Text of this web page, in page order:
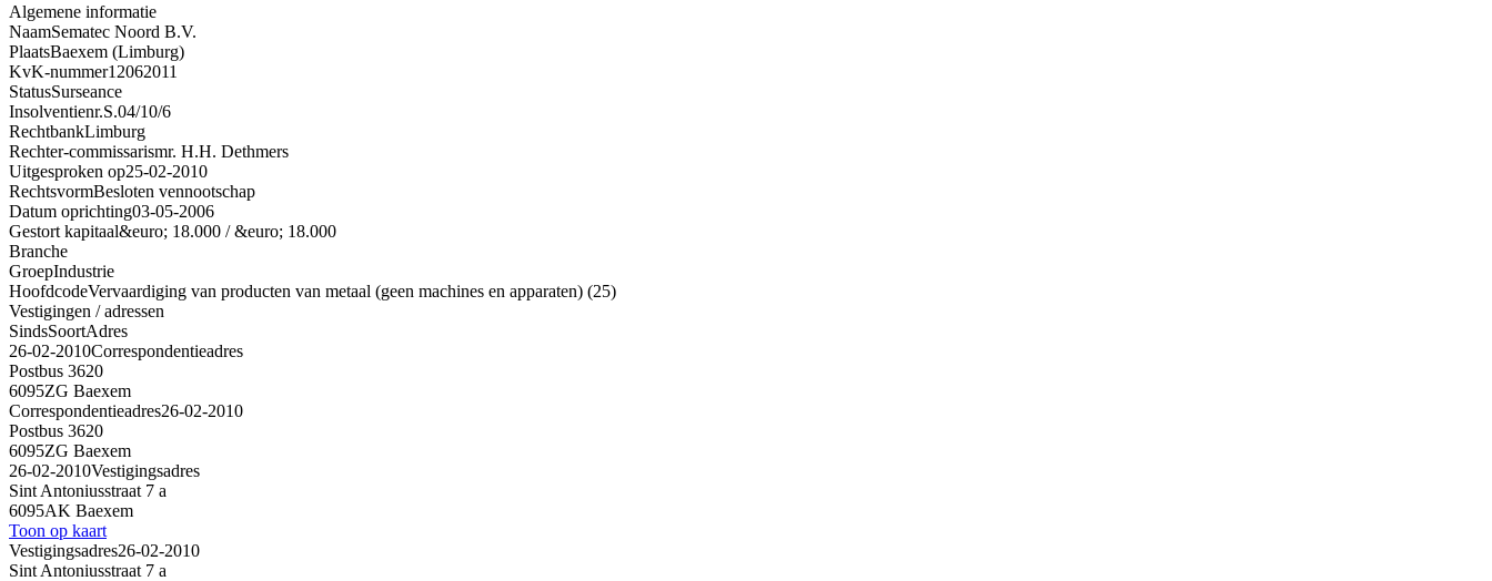
Algemene informatie
NaamSematec Noord B.V.
PlaatsBaexem (Limburg)
KvK-nummer12062011
StatusSurseance
Insolventienr.S.04/10/6
RechtbankLimburg
Rechter-commissarismr. H.H. Dethmers
Uitgesproken op25-02-2010
RechtsvormBesloten vennootschap
Datum oprichting03-05-2006
Gestort kapitaal&euro; 18.000 / &euro; 18.000
Branche
GroepIndustrie
HoofdcodeVervaardiging van producten van metaal (geen machines en apparaten) (25)
Vestigingen / adressen
SindsSoortAdres
26-02-2010Correspondentieadres
Postbus 3620
6095ZG Baexem
Correspondentieadres26-02-2010
Postbus 3620
6095ZG Baexem
26-02-2010Vestigingsadres
Sint Antoniusstraat 7 a
6095AK Baexem
Toon op kaart
Vestigingsadres26-02-2010
Sint Antoniusstraat 7 a